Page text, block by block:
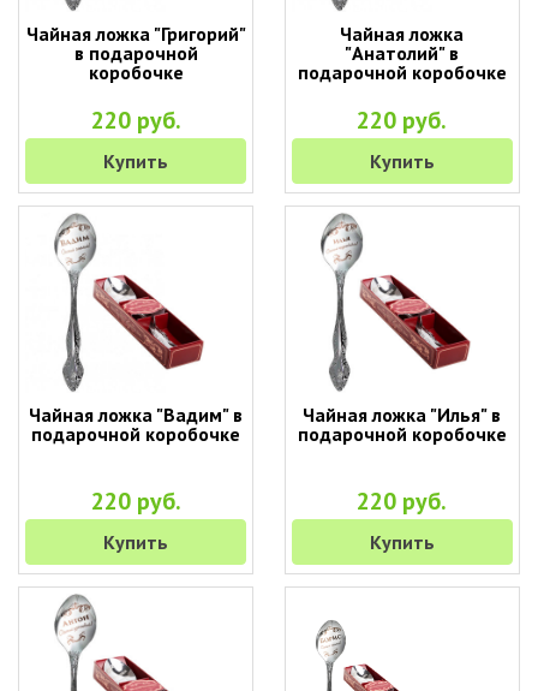
Чайная ложка "Григорий"
в подарочной
коробочке
220 руб.
Купить
Чайная ложка
"Анатолий" в
подарочной коробочке
220 руб.
Купить
Чайная ложка "Вадим" в
подарочной коробочке
220 руб.
Купить
Чайная ложка "Илья" в
подарочной коробочке
220 руб.
Купить